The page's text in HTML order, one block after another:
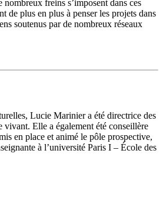
freins s’imposent dans ces
de plus en plus à penser les projets dans
soutenus par de nombreux réseaux
Lucie Marinier a été directrice des
vivant. Elle a également été conseillère
en place et animé le pôle prospective,
à l’université Paris I – École des